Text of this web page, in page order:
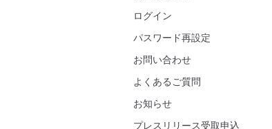
ログイン
パスワード再設定
お問い合わせ
よくあるご質問
お知らせ
プレスリリース受取申込